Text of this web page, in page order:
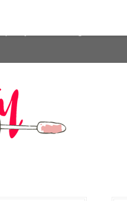
IP address and user-